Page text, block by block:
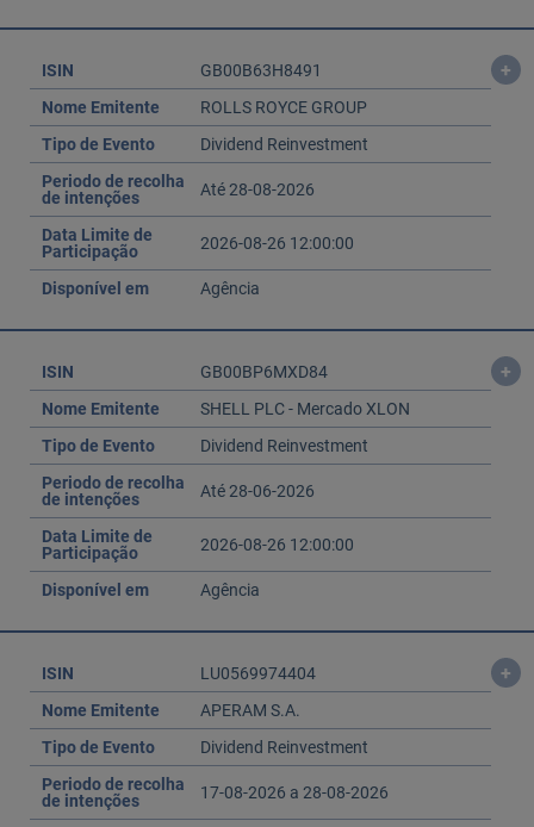
ISIN GB00B63H8491 +
Nome Emitente
ROLLS ROYCE GROUP
Tipo de Evento
Dividend Reinvestment
Periodo de recolha
de intenções
Até 28-08-2026
Data Limite de
Participação
2026-08-26 12:00:00
Disponível em Agência
ISIN GB00BP6MXD84 +
Nome Emitente
SHELL PLC - Mercado XLON
Tipo de Evento
Dividend Reinvestment
Periodo de recolha
de intenções
Até 28-06-2026
Data Limite de
Participação
2026-08-26 12:00:00
Disponível em Agência
ISIN LU0569974404 +
Nome Emitente
APERAM S.A.
Tipo de Evento
Dividend Reinvestment
Periodo de recolha
de intenções
17-08-2026 a 28-08-2026